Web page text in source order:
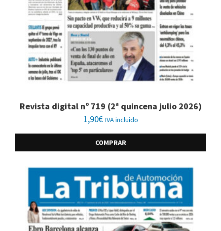
Revista digital nº 719 (2ª quincena julio 2026)
1,90€ IVA incluido
COMPRAR